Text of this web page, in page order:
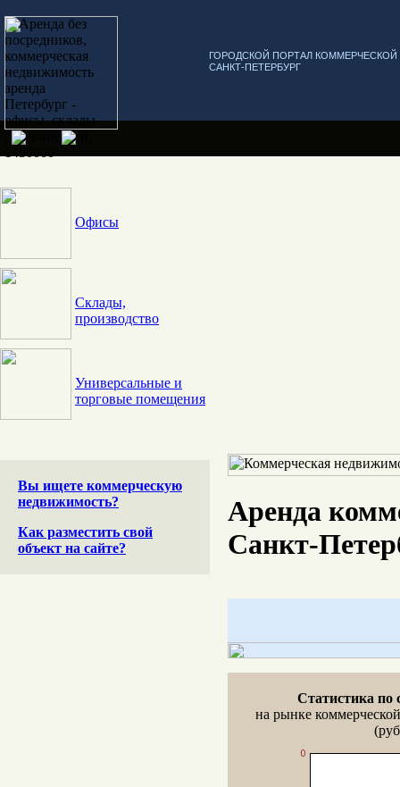
ГОРОДСКОЙ ПОРТАЛ
САНКТ-ПЕТЕРБУРГ
Офисы
Склады,
производство
Универсальные и
торговые помещения
Вы ищете коммерческую
недвижимость?
Как разместить свой
объект на сайте?
Аренда
Санкт-
Статистика по
на рынке